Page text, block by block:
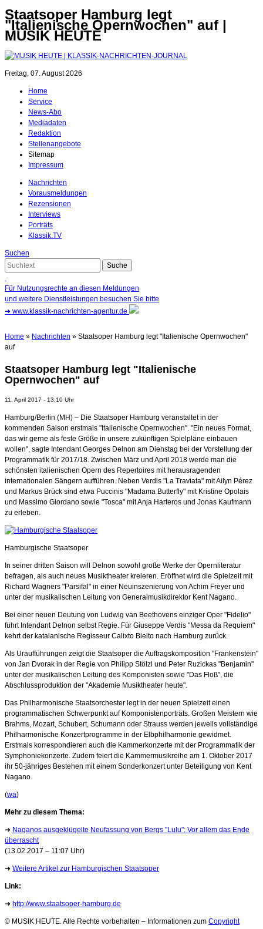
Staatsoper Hamburg legt
"Italienische Opernwochen" auf |
MUSIK HEUTE
Freitag, 07. August 2026
Home
Service
News-Abo
Mediadaten
Redaktion
Stellenangebote
Sitemap
Impressum
Nachrichten
Vorausmeldungen
Rezensionen
Interviews
Porträts
Klassik.TV
Suchen
Für Nutzungsrechte an diesen Meldungen
und weitere Dienstleistungen besuchen Sie bitte
➜ www.klassik-nachrichten-agentur.de
Home » Nachrichten » Staatsoper Hamburg legt "Italienische Opernwochen"
auf
Staatsoper Hamburg legt "Italienische
Opernwochen" auf
11. April 2017 - 13:10 Uhr
Hamburg/Berlin (MH) – Die Staatsoper Hamburg veranstaltet in der
kommenden Saison erstmals "Italienische Opernwochen". "Ein neues Format,
das wir gerne als feste Größe in unsere zukünftigen Spielpläne einbauen
wollen", sagte Intendant Georges Delnon am Dienstag bei der Vorstellung der
Programmatik für 2017/18. Zwischen März und April 2018 werde man die
schönsten italienischen Opern des Repertoires mit herausragenden
internationalen Sängern aufführen. Neben Verdis "La Traviata" mit Ailyn Pérez
und Markus Brück sind etwa Puccinis "Madama Butterfly" mit Kristīne Opolais
und Massimo Giordano sowie "Tosca" mit Anja Harteros und Jonas Kaufmann
zu erleben.
Hamburgische Staatsoper
In seiner dritten Saison will Delnon sowohl große Werke der Opernliteratur
befragen, als auch neues Musiktheater kreieren. Eröffnet wird die Spielzeit mit
Richard Wagners "Parsifal" in einer Neuinszenierung von Achim Freyer und
unter der musikalischen Leitung von Generalmusikdirektor Kent Nagano.
Bei einer neuen Deutung von Ludwig van Beethovens einziger Oper "Fidelio"
führt Intendant Delnon selbst Regie. Für Giuseppe Verdis "Messa da Requiem"
kehrt der katalanische Regisseur Calixto Bieito nach Hamburg zurück.
Als Uraufführungen zeigt die Staatsoper die Auftragskomposition "Frankenstein"
von Jan Dvorak in der Regie von Philipp Stölzl und Peter Ruzickas "Benjamin"
unter der musikalischen Leitung des Komponisten sowie "Das Floß", die
Abschlussproduktion der "Akademie Musiktheater heute".
Das Philharmonische Staatsorchester legt in der neuen Spielzeit einen
programmatischen Schwerpunkt auf Komponistenporträts. Großen Meistern wie
Brahms, Mozart, Schubert, Schumann oder Strauss werden jeweils vollständige
Philharmonische Konzertprogramme in der Elbphilharmonie gewidmet.
Erstmals korrespondieren auch die Kammerkonzerte mit der Programmatik der
Symphoniekonzerte. Zudem feiert die Kammermusikreihe am 1. Oktober 2017
ihr 50-jähriges Bestehen mit einem Sonderkonzert unter Beteiligung von Kent
Nagano.
(wa)
Mehr zu diesem Thema:
➜ Naganos ausgeklügelte Neufassung von Bergs "Lulu": Vor allem das Ende
überrascht
(13.02.2017 – 11:07 Uhr)
➜ Weitere Artikel zur Hamburgischen Staatsoper
Link:
➜ http://www.staatsoper-hamburg.de
© MUSIK HEUTE. Alle Rechte vorbehalten – Informationen zum Copyright